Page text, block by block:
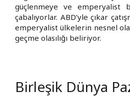
güçlenmeye ve emperyalist
çabalıyorlar. ABD’yle çıkar
emperyalist ülkelerin nesnel
geçme olasılığı beliriyor.
Birleşik Dünya